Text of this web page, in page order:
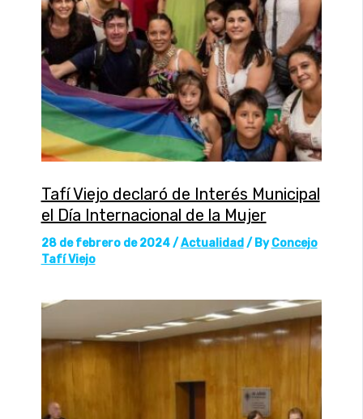
Tafí Viejo declaró de Interés Municipal
el Día Internacional de la Mujer
28 de febrero de 2024/Actualidad/ ByConcejo
Tafí Viejo